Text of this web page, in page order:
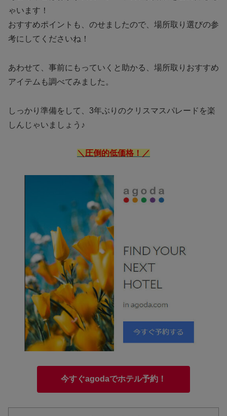
ゃいます！
おすすめポイントも、のせましたので、場所取り選びの参
考にしてくださいね！
あわせて、事前にもっていくと助かる、場所取りおすすめ
アイテムも調べてみました。
しっかり準備をして、3年ぶりのクリスマスパレードを楽
しんじゃいましょう♪
＼圧倒的低価格！／
今すぐagodaでホテル予約！